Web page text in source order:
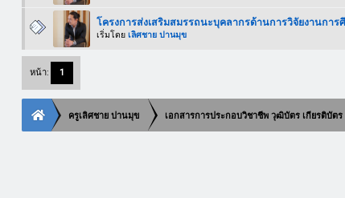
โครงการส่งเสริมสมรรถนะบุคลากรด้านการวิจัยงานกา
เริ่มโดย เลิศชาย ปานมุข
หน้า: 1
ครูเลิศชาย ปานมุข เอกสารการประกอบวิชาชีพ วุฒิบัตร เกียรติบัต